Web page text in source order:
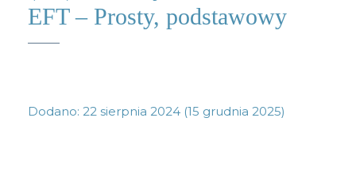
EFT – Prosty, podstawowy
Dodano: 22 sierpnia 2024 (15 grudnia 2025)